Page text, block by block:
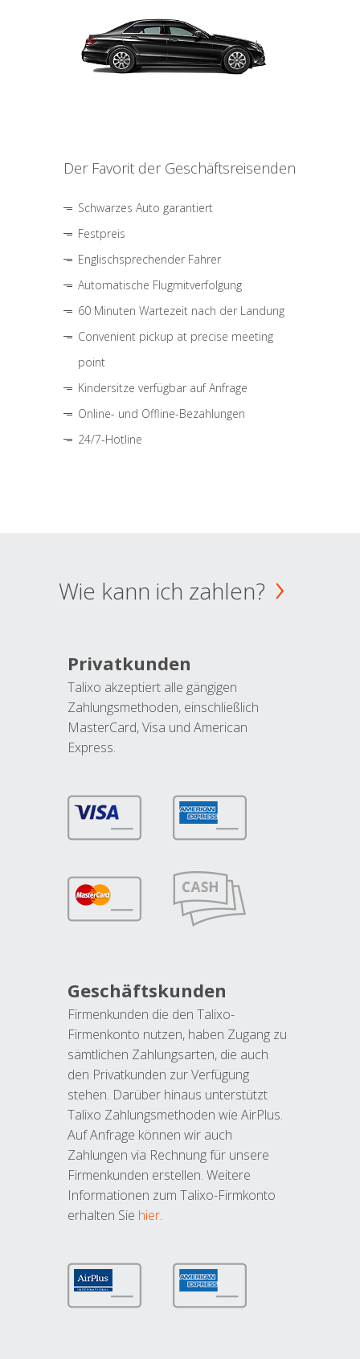
Der Favorit der Geschäftsreisenden
Schwarzes Auto garantiert
Festpreis
Englischsprechender Fahrer
Automatische Flugmitverfolgung
60 Minuten Wartezeit nach der Landung
Convenient pickup at precise meeting
point
Kindersitze verfügbar auf Anfrage
Online- und Offline-Bezahlungen
24/7-Hotline
Wie kann ich zahlen?
Privatkunden
Talixo akzeptiert alle gängigen
Zahlungsmethoden, einschließlich
MasterCard, Visa und American
Express.
Geschäftskunden
Firmenkunden die den Talixo-
Firmenkonto nutzen, haben Zugang zu
sämtlichen Zahlungsarten, die auch
den Privatkunden zur Verfügung
stehen. Darüber hinaus unterstützt
Talixo Zahlungsmethoden wie AirPlus.
Auf Anfrage können wir auch
Zahlungen via Rechnung für unsere
Firmenkunden erstellen. Weitere
Informationen zum Talixo-Firmkonto
erhalten Sie hier.